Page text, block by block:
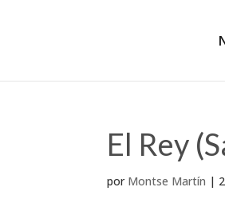
El Rey
por Montse Martín |